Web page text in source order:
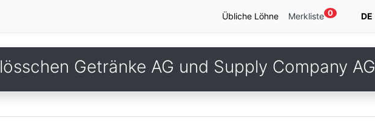
Übliche Löhne Merkliste 0 DE
Getränke AG und Supply Company AG